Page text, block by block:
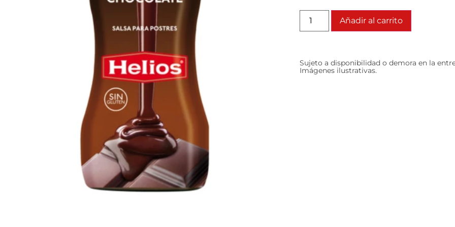
Añadir al carrito
Sujeto a disponibilidad o demora en la
Imágenes ilustrativas.